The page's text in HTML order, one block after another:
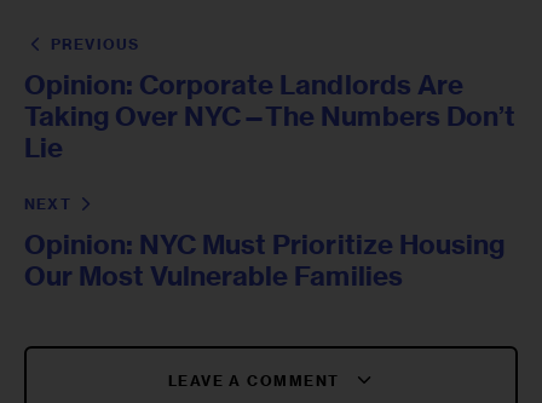
PREVIOUS
Opinion: Corporate Landlords Are
Taking Over NYC—The Numbers Don’t
Lie
NEXT
Opinion: NYC Must Prioritize Housing
Our Most Vulnerable Families
LEAVE A COMMENT